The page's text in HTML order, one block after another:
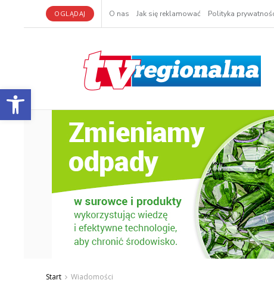
Otwórz pasek narzędzi
OGLĄDAJ O nas Jak się reklamować Polityka
Start Wiadomości